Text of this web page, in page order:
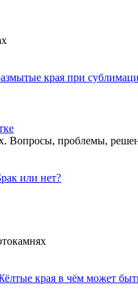
края при
Вопросы, проблемы,
или нет?
края в чём может